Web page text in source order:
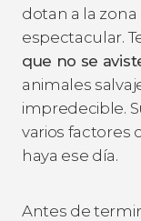
dotan a la
espectacular.
que no se
animales
impredecible.
varios factores
haya ese día.
Antes de